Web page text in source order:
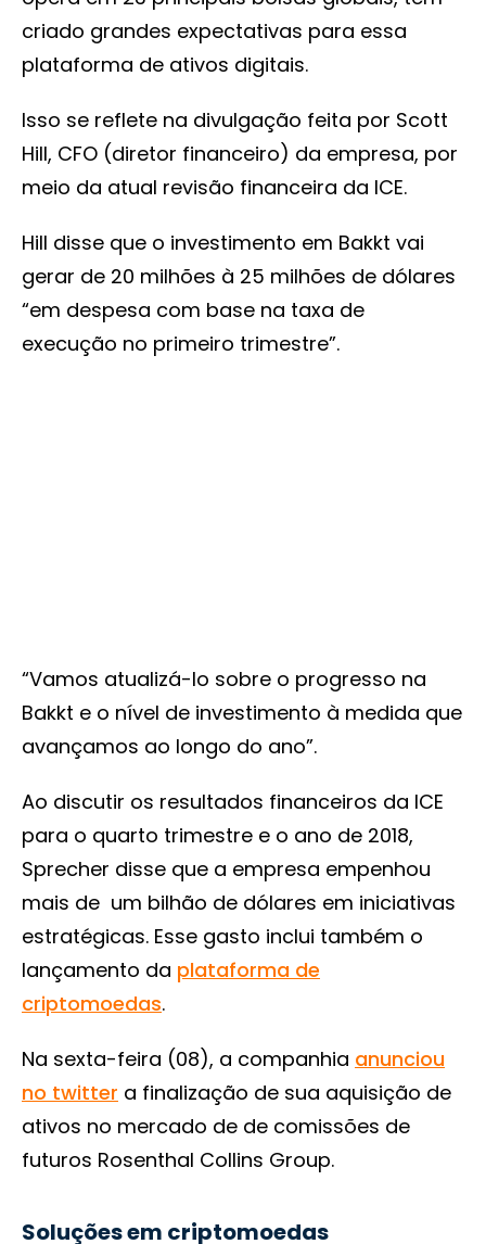
criado grandes expectativas para essa
plataforma de ativos digitais.
Isso se reflete na divulgação feita por Scott
Hill, CFO (diretor financeiro) da empresa, por
meio da atual revisão financeira da ICE.
Hill disse que o investimento em Bakkt vai
gerar de 20 milhões à 25 milhões de dólares
“em despesa com base na taxa de
execução no primeiro trimestre”.
“Vamos atualizá-lo sobre o progresso na
Bakkt e o nível de investimento à medida que
avançamos ao longo do ano”.
Ao discutir os resultados financeiros da ICE
para o quarto trimestre e o ano de 2018,
Sprecher disse que a empresa empenhou
mais de um bilhão de dólares em iniciativas
estratégicas. Esse gasto inclui também o
lançamento da plataforma de
criptomoedas.
Na sexta-feira (08), a companhia anunciou
no twitter a finalização de sua aquisição de
ativos no mercado de de comissões de
futuros Rosenthal Collins Group.
Soluções em criptomoedas